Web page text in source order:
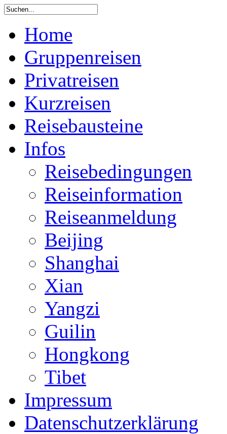
Home
Gruppenreisen
Privatreisen
Kurzreisen
Reisebausteine
Infos
Reisebedingungen
Reiseinformation
Reiseanmeldung
Beijing
Shanghai
Xian
Yangzi
Guilin
Hongkong
Tibet
Impressum
Datenschutzerklärung